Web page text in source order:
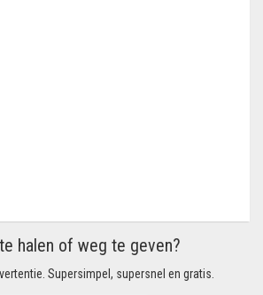
halen of weg te geven?
Supersimpel, supersnel en gratis.